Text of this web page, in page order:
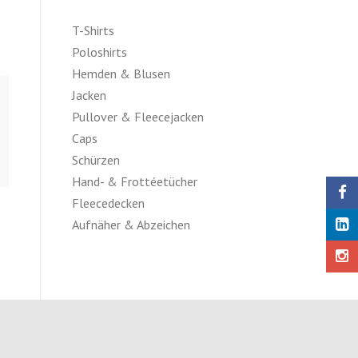
T-Shirts
Poloshirts
Hemden & Blusen
Jacken
Pullover & Fleecejacken
Caps
Schürzen
Hand- & Frottéetücher
Fleecedecken
Aufnäher & Abzeichen